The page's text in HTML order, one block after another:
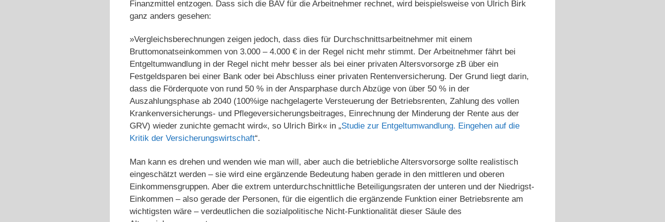
Finanzmittel entzogen. Dass sich die BAV für die Arbeitnehmer rechnet, wird beispielsweise von Ulrich Birk
ganz anders gesehen:
»Vergleichsberechnungen zeigen jedoch, dass dies für Durchschnittsarbeitnehmer mit einem
Bruttomonatseinkommen von 3.000 – 4.000 € in der Regel nicht mehr stimmt. Der Arbeitnehmer fährt bei
Entgeltumwandlung in der Regel nicht mehr besser als bei einer privaten Altersvorsorge zB über ein
Festgeldsparen bei einer Bank oder bei Abschluss einer privaten Rentenversicherung. Der Grund liegt darin,
dass die Förderquote von rund 50 % in der Ansparphase durch Abzüge von über 50 % in der
Auszahlungsphase ab 2040 (100%ige nachgelagerte Versteuerung der Betriebsrenten, Zahlung des vollen
Krankenversicherungs- und Pflegeversicherungsbeitrages, Einrechnung der Minderung der Rente aus der
GRV) wieder zunichte gemacht wird«, so Ulrich Birk« in „Studie zur Entgeltumwandlung. Eingehen auf die
Kritik der Versicherungswirtschaft“.
Man kann es drehen und wenden wie man will, aber auch die betriebliche Altersvorsorge sollte realistisch
eingeschätzt werden – sie wird eine ergänzende Bedeutung haben gerade in den mittleren und oberen
Einkommensgruppen. Aber die extrem unterdurchschnittliche Beteiligungsraten der unteren und der Niedrigst-
Einkommen – also gerade der Personen, für die eigentlich die ergänzende Funktion einer Betriebsrente am
wichtigsten wäre – verdeutlichen die sozialpolitische Nicht-Funktionalität dieser Säule des